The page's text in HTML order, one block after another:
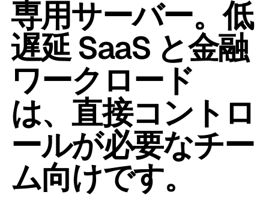
専用サーバー。低
遅延 SaaS と金融
ワークロード
は、直接コントロ
ールが必要なチー
ム向けです。